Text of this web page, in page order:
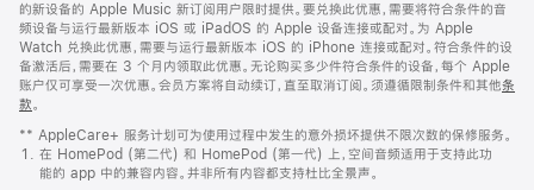
页
脚
的新设备的 Apple Music 新订阅用户限时提供。要兑换此优惠，需要将符合条件的音
频设备与运行最新版本 iOS 或 iPadOS 的 Apple 设备连接或配对。为 Apple
Watch 兑换此优惠，需要与运行最新版本 iOS 的 iPhone 连接或配对。符合条件的设
备激活后，需要在 3 个月内领取此优惠。无论购买多少件符合条件的设备，每个 Apple
账户仅可享受一次优惠。会员方案将自动续订，直至取消订阅。须遵循限制条件和其他条
款。
窗
口
中
** AppleCare+ 服务计划可为使用过程中发生的意外损坏提供不限次数的保修服务。
在 HomePod (第二代) 和 HomePod (第一代) 上，空间音频适用于支持此功
能的 app 中的兼容内容。并非所有内容都支持杜比全景声。